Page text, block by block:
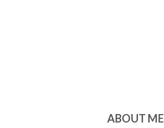
ABOUT ME